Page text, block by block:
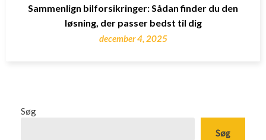
Sammenlign bilforsikringer: Sådan finder du den
løsning, der passer bedst til dig
december 4, 2025
Søg
Søg